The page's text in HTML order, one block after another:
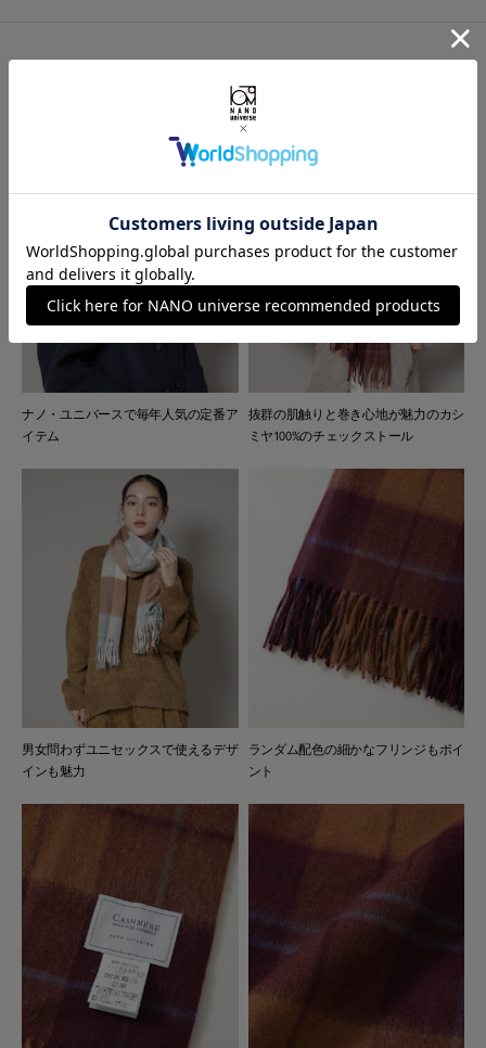
ナノ・ユニバースで毎年人気の定番ア
イテム
抜群の肌触りと巻き心地が魅力のカシ
ミヤ100%のチェックストール
男女問わずユニセックスで使えるデザ
インも魅力
ランダム配色の細かなフリンジもポイ
ント